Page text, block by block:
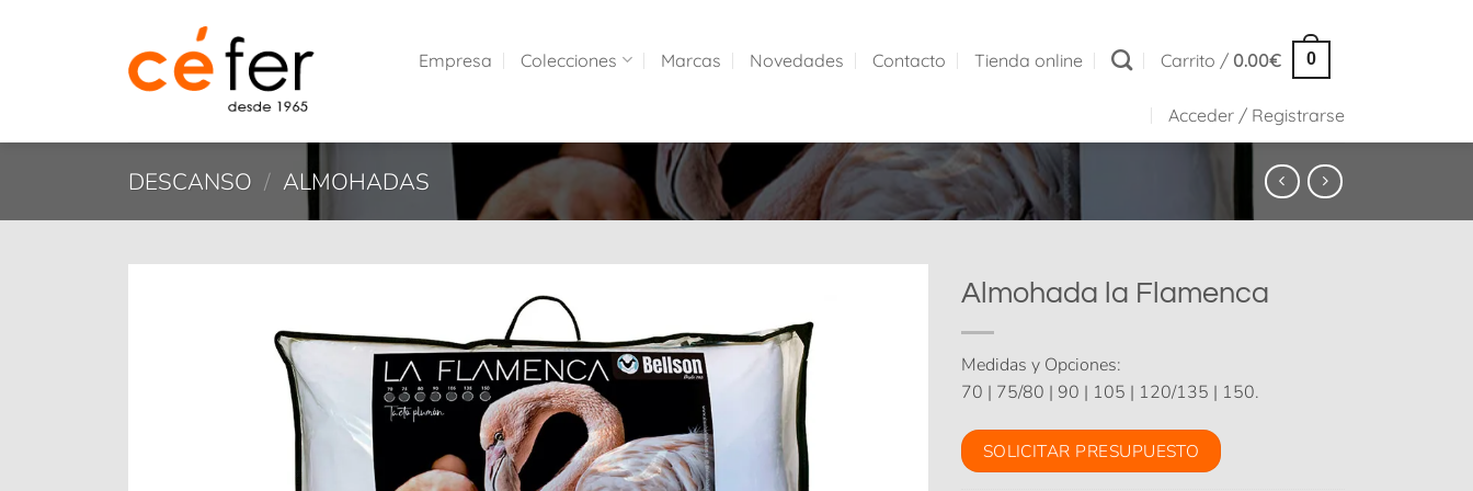
Empresa Colecciones Marcas Novedades Contacto Tienda online Carrito / 0.00€ 0
Acceder / Registrarse
DESCANSO / ALMOHADAS
Almohada la Flamenca
Medidas y Opciones:
70 | 75/80 | 90 | 105 | 120/135 | 150.
SOLICITAR PRESUPUESTO